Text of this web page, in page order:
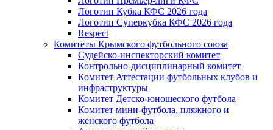
Логотип Кубка КФС 2026 года
Логотип Суперкубка КФС 2026 года
Respect
Комитеты Крымского футбольного союза
Судейско-инспекторский комитет
Контрольно-дисциплинарный комитет
Комитет Аттестации футбольных клубов и
инфраструктуры
Комитет Детско-юношеского футбола
Комитет мини-футбола, пляжного и
женского футбола